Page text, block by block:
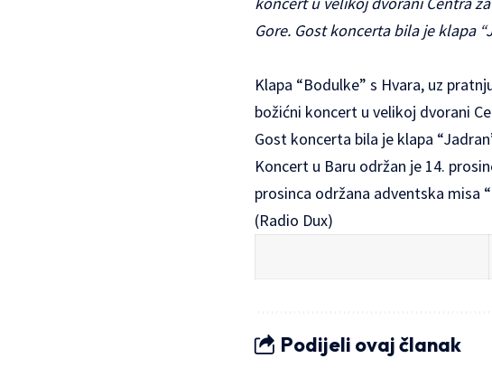
Gore. Gost koncerta bila je klapa
Klapa “Bodulke” s Hvara, uz
božićni koncert u velikoj dvorani
Gost koncerta bila je klapa
Koncert u Baru održan je 14.
prosinca održana adventska misa
(Radio Dux)
Podijeli ovaj članak